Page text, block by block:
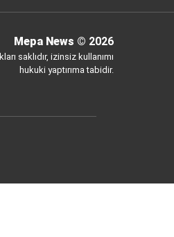
Mepa News © 2026
saklıdır, izinsiz kullanımı
hukuki yaptırıma tabidir.